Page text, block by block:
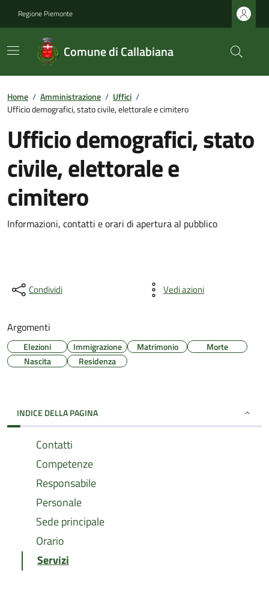
Regione Piemonte
Comune di Callabiana
Home / Amministrazione / Uffici /
Ufficio demografici, stato civile, elettorale e cimitero
Ufficio demografici, stato
civile, elettorale e
cimitero
Informazioni, contatti e orari di apertura al pubblico
Condividi Vedi azioni
Argomenti
Elezioni Immigrazione Matrimonio
Morte
Nascita
Residenza
INDICE DELLA PAGINA
Contatti
Competenze
Responsabile
Personale
Sede principale
Orario
Servizi